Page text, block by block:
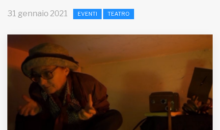
HOME
MUNICIPI
Inviateci le vostre segnalazioni
Iscriviti alla newsletter
31 gennaio 2021 EVENTI TEATRO